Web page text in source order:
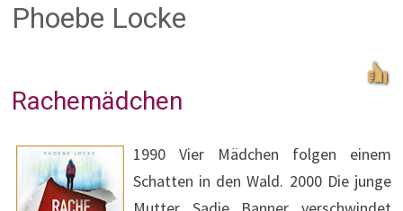
Phoebe Locke
Rachemädchen
1990 Vier Mädchen folgen einem
Schatten in den Wald. 2000 Die junge